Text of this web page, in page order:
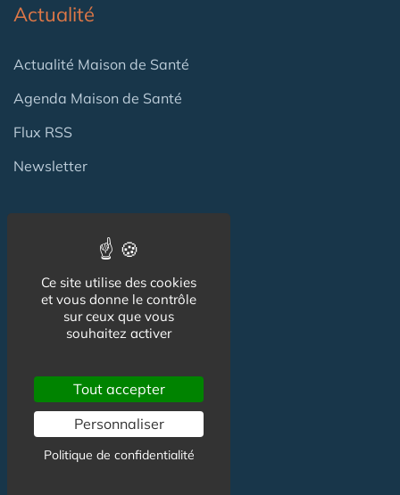
Actualité
Actualité Maison de Santé
Agenda Maison de Santé
Flux RSS
Newsletter
Reseaux Sociaux
Facebook
X (ex-Twitter)
Informations
Ce site utilise des cookies
et vous donne le contrôle
sur ceux que vous
souhaitez activer
Tout accepter
Personnaliser
Politique de confidentialité